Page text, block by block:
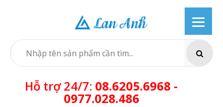
SEARCH
Hỗ trợ 24/7: 08.6205.6968 -
0977.028.486